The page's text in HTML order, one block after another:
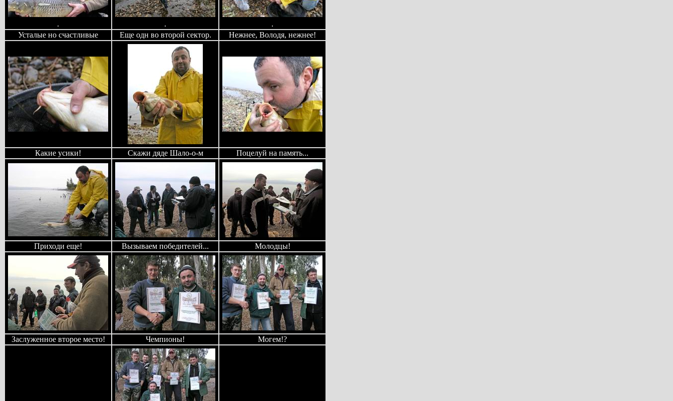
. .
.
Усталые но счастливые
Еще одн во второй сектор. Нежнее, Володя, нежнее!
Какие усики! Скажи дяде Шало-о-м Поцелуй на память...
Приходи еще! Вызываем победителей... Молодцы!
Заслуженное второе место! Чемпионы! Могем!?